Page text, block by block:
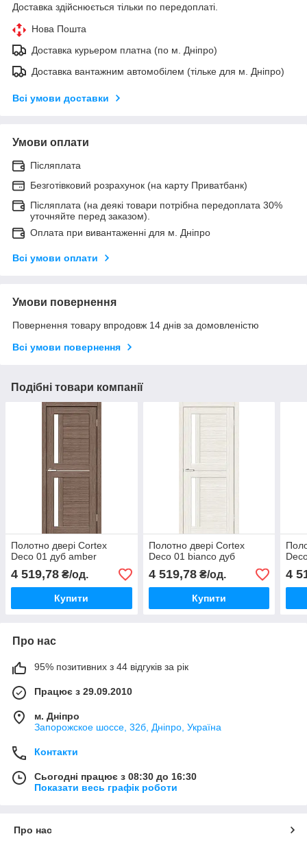
Доставка здійснюється тільки по передоплаті.
Нова Пошта
Доставка курьером платна (по м. Дніпро)
Доставка вантажним автомобілем (тільке для м. Дніпро)
Всі умови доставки
Умови оплати
Післяплата
Безготівковий розрахунок (на карту Приватбанк)
Післяплата (на деякі товари потрібна передоплата 30%
уточняйте перед заказом).
Оплата при вивантаженні для м. Дніпро
Всі умови оплати
Умови повернення
Повернення товару впродовж 14 днів за домовленістю
Всі умови повернення
Подібні товари компанії
Полотно двері Cortex
Deco 01 дуб amber
4 519,78 ₴/од.
Купити
Полотно двері Cortex
Deco 01 bianco дуб
4 519,78₴/од.
Купити
4
Про нас
95% позитивних з 44 відгуків за рік
Працює з 29.09.2010
м. Дніпро
Запорожское шоссе, 32б, Дніпро, Україна
Контакти
Сьогодні працює з 08:30 до 16:30
Показати весь графік роботи
Про нас